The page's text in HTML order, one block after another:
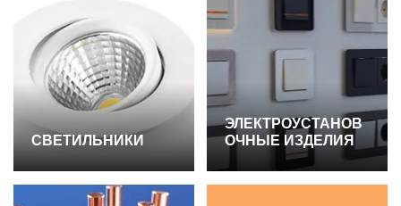
СВЕТИЛЬНИКИ
ЭЛЕКТРОУСТАНОВ
ОЧНЫЕ ИЗДЕЛИЯ